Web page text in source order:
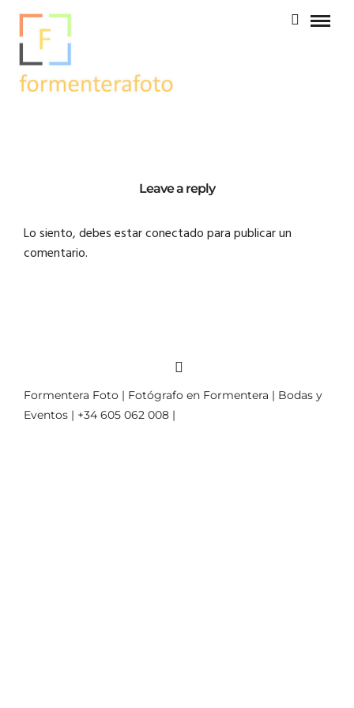
Leave a reply
Lo siento, debes estarconectadopara publicar un
comentario.
Formentera Foto | Fotógrafo en Formentera | Bodas y
Eventos | +34 605 062 008 |